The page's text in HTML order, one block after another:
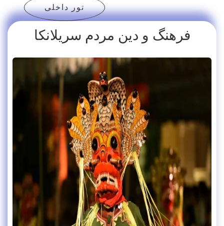
تور داخلی
فرهنگ و دین مردم سریلانکا